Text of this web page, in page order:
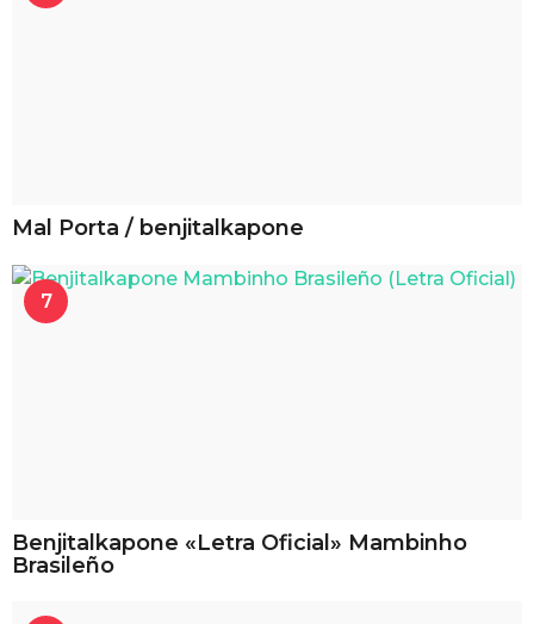
Mal Porta / benjitalkapone
7
Benjitalkapone «Letra Oficial» Mambinho
Brasileño